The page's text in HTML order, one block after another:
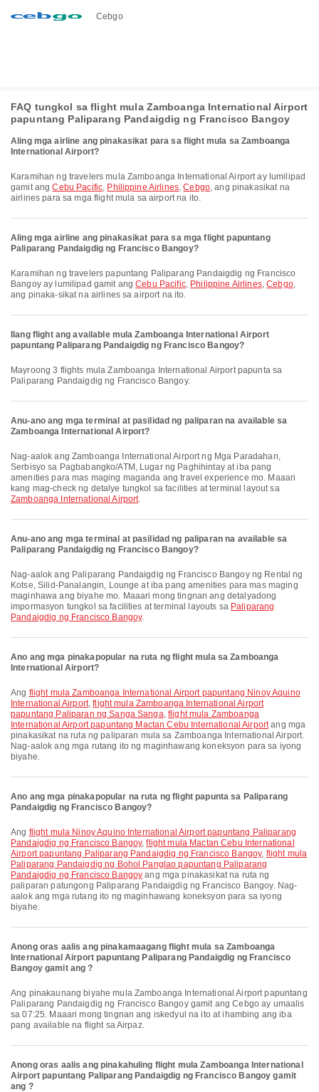
Cebgo
FAQ tungkol sa flight mula Zamboanga International Airport
papuntang Paliparang Pandaigdig ng Francisco Bangoy
Aling mga airline ang pinakasikat para sa flight mula sa Zamboanga
International Airport?
Karamihan ng travelers mula Zamboanga International Airport ay lumilipad
gamit angCebu Pacific, Philippine Airlines,Cebgo, ang pinakasikat na
airlines para sa mga flight mula sa airport na ito.
Aling mga airline ang pinakasikat para sa mga flight papuntang
Paliparang Pandaigdig ng Francisco Bangoy?
Karamihan ng travelers papuntang Paliparang Pandaigdig ng Francisco
Bangoy ay lumilipad gamit angCebu Pacific, Philippine Airlines,Cebgo,
ang pinaka-sikat na airlines sa airport na ito.
Ilang flight ang available mula Zamboanga International Airport
papuntang Paliparang Pandaigdig ng Francisco Bangoy?
Mayroong 3 flights mula Zamboanga International Airport papunta sa
Paliparang Pandaigdig ng Francisco Bangoy.
Anu-ano ang mga terminal at pasilidad ng paliparan na available sa
Zamboanga International Airport?
Nag-aalok ang Zamboanga International Airport ng Mga Paradahan,
Serbisyo sa Pagbabangko/ATM, Lugar ng Paghihintay at iba pang
amenities para mas maging maganda ang travel experience mo. Maaari
kang mag-check ng detalye tungkol sa facilities at terminal layout sa
Zamboanga International Airport.
Anu-ano ang mga terminal at pasilidad ng paliparan na available sa
Paliparang Pandaigdig ng Francisco Bangoy?
Nag-aalok ang Paliparang Pandaigdig ng Francisco Bangoy ng Rental ng
Kotse, Silid-Panalangin, Lounge at iba pang amenities para mas maging
maginhawa ang biyahe mo. Maaari mong tingnan ang detalyadong
impormasyon tungkol sa facilities at terminal layouts sa Paliparang
Pandaigdig ng Francisco Bangoy.
Ano ang mga pinakapopular na ruta ng flight mula sa Zamboanga
International Airport?
Ang flight mula Zamboanga International Airport papuntang Ninoy Aquino
International Airport,flight mula Zamboanga International Airport
papuntang Paliparan ng Sanga Sanga,flight mula Zamboanga
International Airport papuntang Mactan Cebu International Airportang mga
pinakasikat na ruta ng paliparan mula sa Zamboanga International Airport.
Nag-aalok ang mga rutang ito ng maginhawang koneksyon para sa iyong
biyahe.
Ano ang mga pinakapopular na ruta ng flight papunta sa Paliparang
Pandaigdig ng Francisco Bangoy?
Ang flight mula Ninoy Aquino International Airport papuntang Paliparang
Pandaigdig ng Francisco Bangoy,flight mula Mactan Cebu International
Airport papuntang Paliparang Pandaigdig ng Francisco Bangoy, flight mula
Paliparang Pandaigdig ng Bohol Panglao papuntang Paliparang
Pandaigdig ng Francisco Bangoy ang mga pinakasikat na ruta ng
paliparan patungong Paliparang Pandaigdig ng Francisco Bangoy. Nag-
aalok ang mga rutang ito ng maginhawang koneksyon para sa iyong
biyahe.
Anong oras aalis ang pinakamaagang flight mula sa Zamboanga
International Airport papuntang Paliparang Pandaigdig ng Francisco
Bangoy gamit ang ?
Ang pinakaunang biyahe mula Zamboanga International Airport papuntang
Paliparang Pandaigdig ng Francisco Bangoy gamit ang Cebgo ay umaalis
sa 07:25. Maaari mong tingnan ang iskedyul na ito at ihambing ang iba
pang available na flight sa Airpaz.
Anong oras aalis ang pinakahuling flight mula Zamboanga International
Airport papuntang Paliparang Pandaigdig ng Francisco Bangoy gamit
ang ?